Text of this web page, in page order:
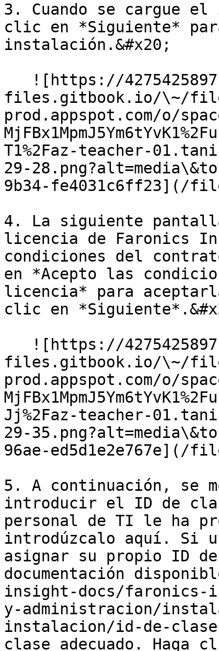
3. Cuando se cargue
clic en *Siguiente*
instalación.&#x20;
files.gitbook.io/\~/
prod.appspot.com/o/
T1%2Faz-teacher-
29-
9b34-fe4031c6ff23](/
4. La siguiente
licencia de Faronics
condiciones del
en *Acepto las
licencia* para
clic en
files.gitbook.io/\~/
prod.appspot.com/o/
Jj%2Faz-teacher-
29-
96ae-ed5d1e2e767e](/
5. A continuación, se
introducir el ID de
personal de TI le ha
introdúzcalo aquí. Si
asignar su propio ID
documentación
insight-docs/faronics-
y-administracion/
instalacion/id-de-
clase adecuado. Haga